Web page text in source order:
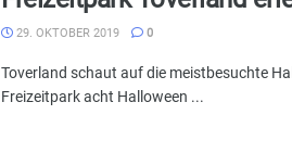
29. OKTOBER 2019 0
Toverland schaut auf die meistbesuchte
Freizeitpark acht Halloween ...